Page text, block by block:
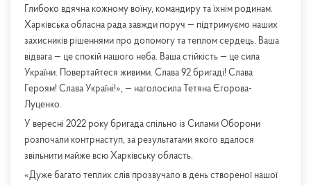
Глибоко вдячна кожному воїну, командиру та їхнім родинам.
Харківська обласна рада завжди поруч — підтримуємо наших
захисників рішеннями про допомогу та теплом сердець. Ваша
відвага — це спокій нашого неба. Ваша стійкість — це сила
України. Повертайтеся живими. Слава 92 бригаді! Слава
Героям! Слава Україні!», — наголосила Тетяна Єгорова-
Луценко.
У вересні 2022 року бригада спільно із Силами Оборони
розпочали контрнаступ, за результатами якого вдалося
звільнити майже всю Харківську область.
«Дуже багато теплих слів прозвучало в день створеної нашої